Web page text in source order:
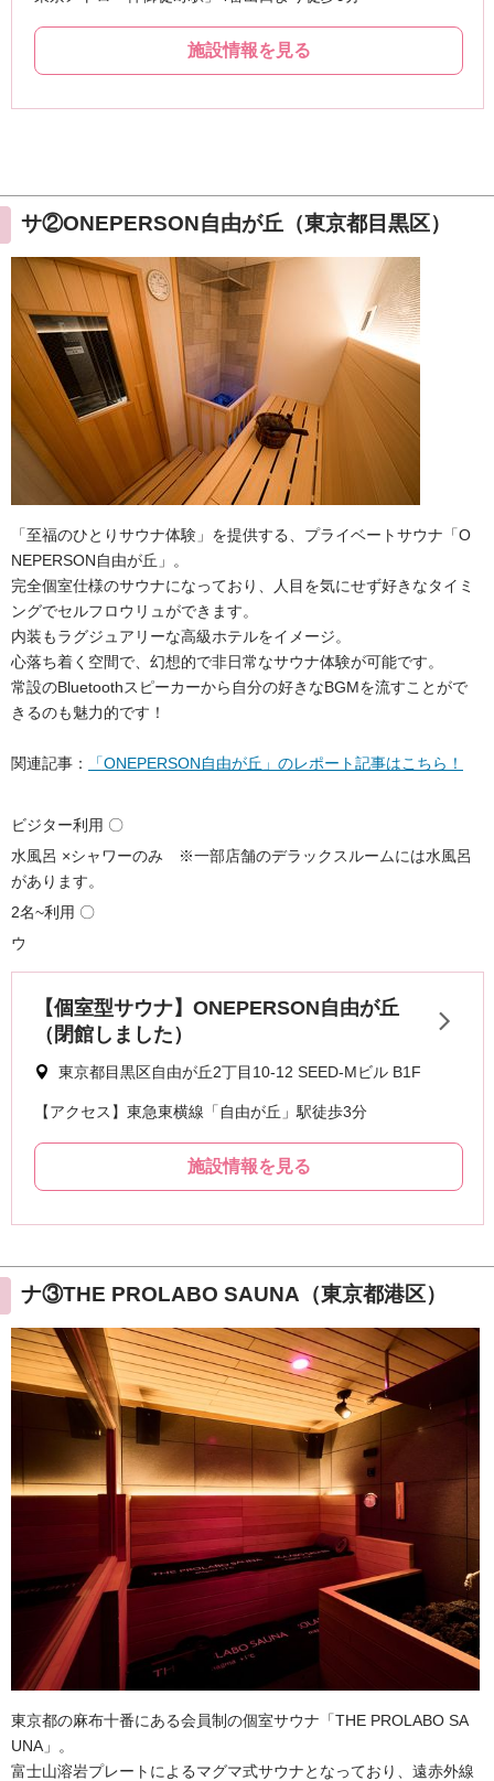
サ②ONEPERSON自由が丘（東京都目黒区）
「至福のひとりサウナ体験」を提供する、プライベートサウナ「O
NEPERSON自由が丘」。
完全個室仕様のサウナになっており、人目を気にせず好きなタイミ
ングでセルフロウリュができます。
内装もラグジュアリーな高級ホテルをイメージ。
心落ち着く空間で、幻想的で非日常なサウナ体験が可能です。
常設のBluetoothスピーカーから自分の好きなBGMを流すことがで
きるのも魅力的です！
関連記事： 「ONEPERSON自由が丘」のレポート記事はこちら！
ビジター利用 〇
水風呂 ×シャワーのみ ※一部店舗のデラックスルームには水風呂
があります。
2名~利用 〇
ウ
ナ③THE PROLABO SAUNA（東京都港区）
東京都の麻布十番にある会員制の個室サウナ「THE PROLABO SA
UNA」。
富士山溶岩プレートによるマグマ式サウナとなっており、遠赤外線